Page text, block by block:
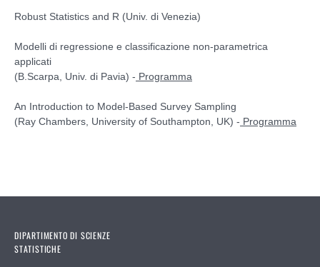
Robust Statistics and R (Univ. di Venezia)
Modelli di regressione e classificazione non-parametrica
applicati
(B.Scarpa, Univ. di Pavia) - Programma
An Introduction to Model-Based Survey Sampling
(Ray Chambers, University of Southampton, UK) - Programma
DIPARTIMENTO DI SCIENZE
STATISTICHE